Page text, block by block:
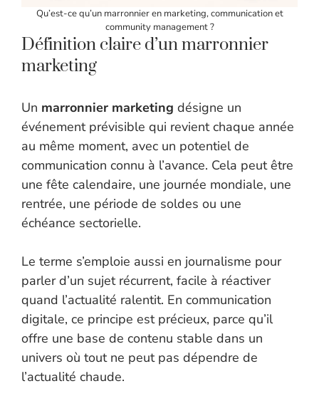
Qu’est-ce qu’un marronnier en marketing, communication et
community management ?
Définition claire d’un marronnier
marketing
Un marronnier marketing désigne un
événement prévisible qui revient chaque année
au même moment, avec un potentiel de
communication connu à l’avance. Cela peut être
une fête calendaire, une journée mondiale, une
rentrée, une période de soldes ou une
échéance sectorielle.
Le terme s’emploie aussi en journalisme pour
parler d’un sujet récurrent, facile à réactiver
quand l’actualité ralentit. En communication
digitale, ce principe est précieux, parce qu’il
offre une base de contenu stable dans un
univers où tout ne peut pas dépendre de
l’actualité chaude.